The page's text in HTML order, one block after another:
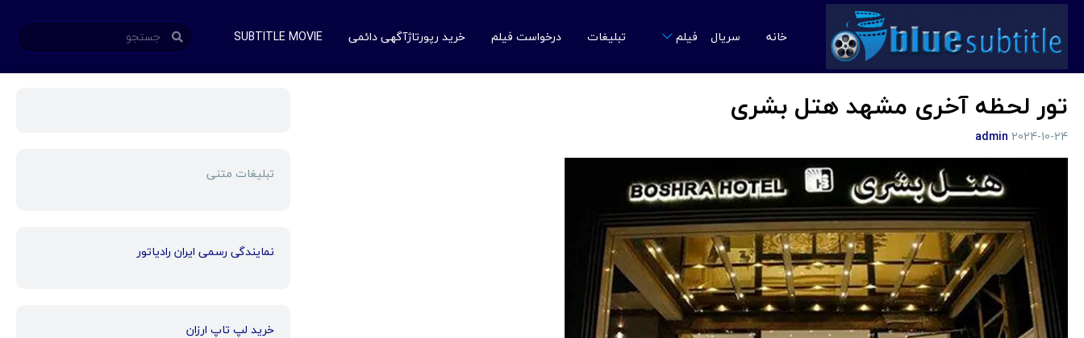
خانه سریال فیلم تبلیغات درخواست فیلم خرید رپورتاژآگهی دائمی SUBTITLE MOVIE
تور لحظه آخری مشهد هتل بشری
admin 2024-10-24
تبلیغات متنی
نمایندگی رسمی ایران رادیاتور
خرید لپ تاپ ارزان